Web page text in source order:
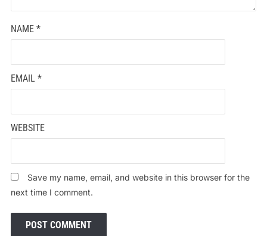
NAME *
EMAIL *
WEBSITE
Save my name, email, and website in this browser for the
next time I comment.